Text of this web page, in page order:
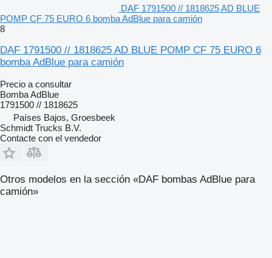
DAF 1791500 // 1818625 AD BLUE
POMP CF 75 EURO 6 bomba AdBlue para camión
8
DAF 1791500 // 1818625 AD BLUE POMP CF 75 EURO 6
bomba AdBlue para camión
Precio a consultar
Bomba AdBlue
1791500 // 1818625
Países Bajos, Groesbeek
Schmidt Trucks B.V.
Contacte con el vendedor
Otros modelos en la sección «DAF bombas AdBlue para
camión»